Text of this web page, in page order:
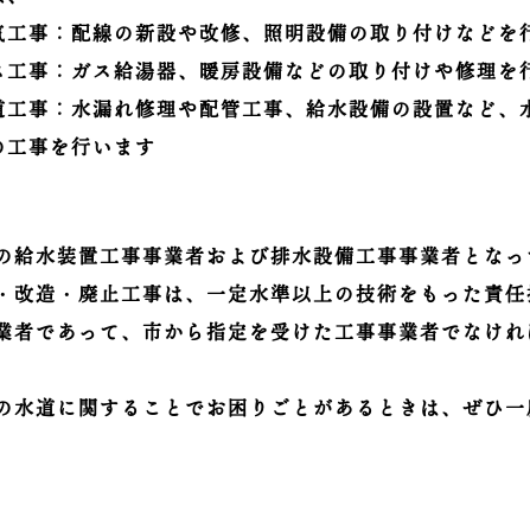
工事：配線の新設や改修、照明設備の取り付けなどを
工事：ガス給湯器、暖房設備などの取り付けや修理を
工事：水漏れ修理や配管工事、給水設備の設置など、
工事を行います
水装置工事事業者および排水設備工事事業者となっ
改造・廃止工事は、一定水準以上の技術をもった責
者であって、市から指定を受けた工事事業者でなけ
水道に関することでお困りごとがあるときは、ぜひ